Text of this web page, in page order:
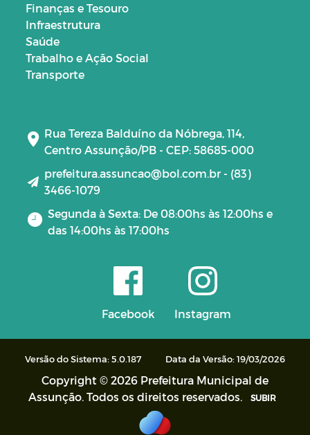
Finanças e Tesouro
Infraestrutura
Saúde
Trabalho e Ação Social
Transporte
Rua Tereza Balduíno da Nóbrega, 114,
Centro Assunção/PB - CEP: 58685-000
prefeitura.assuncao@bol.com.br - (83)
3466-1079
Segunda à Sexta: De 08:00hs às 12:00hs e
das 14:00hs às 17:00hs
Facebook Instagram
Versão do Sistema: 5.0.187 Data da Versão: 19/03/2026
Copyright © 2026 Prefeitura Municipal de
Assunção. Todos os direitos reservados.
SUBIR